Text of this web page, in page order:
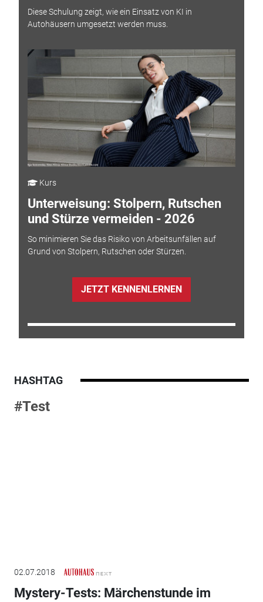
Diese Schulung zeigt, wie ein Einsatz von KI in
Autohäusern umgesetzt werden muss.
Kurs
Unterweisung: Stolpern, Rutschen
und Stürze vermeiden - 2026
So minimieren Sie das Risiko von Arbeitsunfällen auf
Grund von Stolpern, Rutschen oder Stürzen.
JETZT KENNENLERNEN
HASHTAG
#Test
02.07.2018
Mystery-Tests: Märchenstunde im